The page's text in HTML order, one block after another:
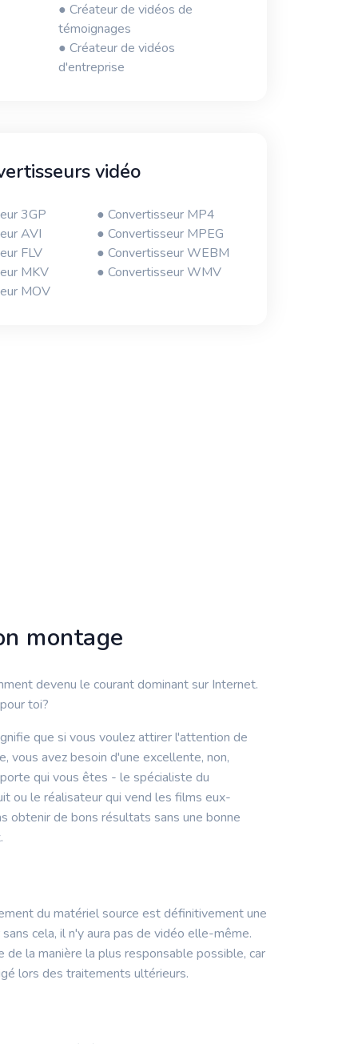
● Créateur de vidéos de
témoignages
● Créateur de vidéos
d'entreprise
vidéo
3GP
AVI
FLV
MKV
MOV
● Convertisseur MP4
● Convertisseur MPEG
● Convertisseur WEBM
● Convertisseur WMV
montage
devenu le courant dominant sur Internet.
toi?
que si vous voulez attirer l'attention de
vous avez besoin d'une excellente, non,
qui vous êtes - le spécialiste du
ou le réalisateur qui vend les films eux-
obtenir de bons résultats sans une bonne
du matériel source est définitivement une
cela, il n'y aura pas de vidéo elle-même.
la manière la plus responsable possible, car
lors des traitements ultérieurs.